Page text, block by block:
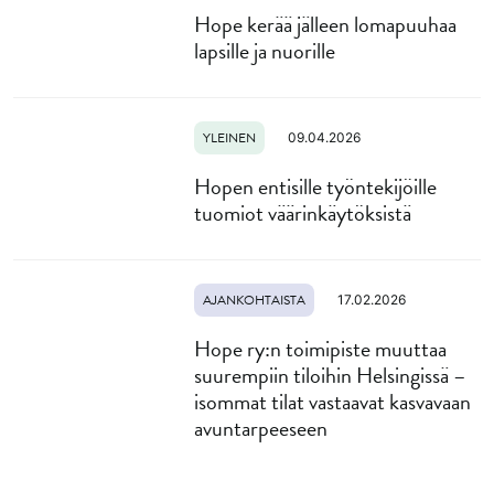
Hope kerää jälleen lomapuuhaa
lapsille ja nuorille
YLEINEN 09.04.2026
Hopen entisille työntekijöille
tuomiot väärinkäytöksistä
AJANKOHTAISTA 17.02.2026
Hope ry:n toimipiste muuttaa
suurempiin tiloihin Helsingissä –
isommat tilat vastaavat kasvavaan
avuntarpeeseen